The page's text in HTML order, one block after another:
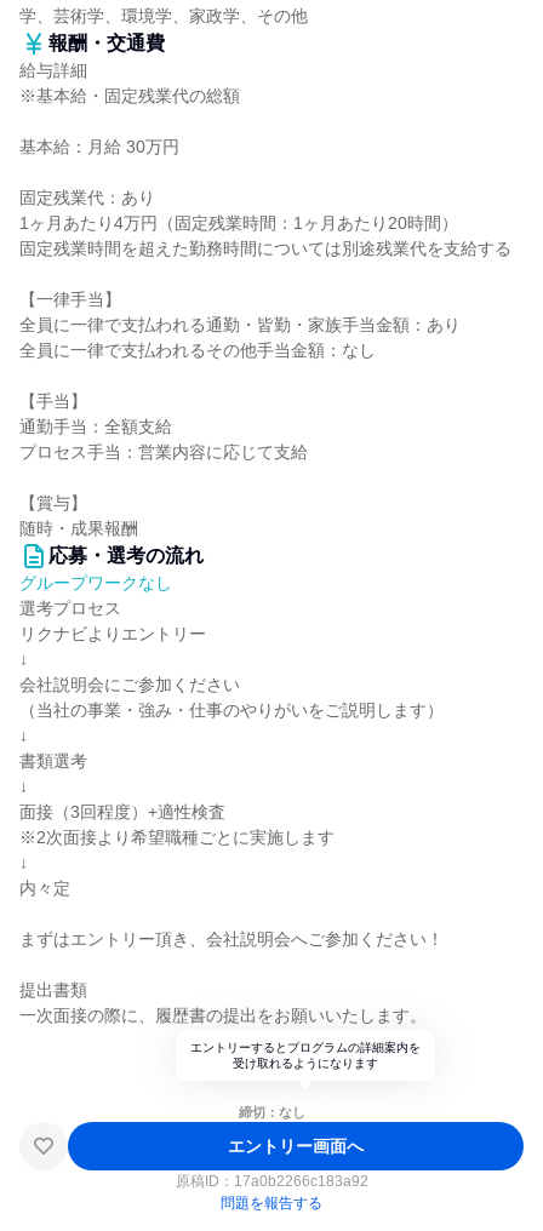
学、芸術学、環境学、家政学、その他
報酬・交通費
給与詳細
※基本給・固定残業代の総額
基本給：月給 30万円
固定残業代：あり
1ヶ月あたり4万円（固定残業時間：1ヶ月あたり20時間）
固定残業時間を超えた勤務時間については別途残業代を支給する
【一律手当】
全員に一律で支払われる通勤・皆勤・家族手当金額：あり
全員に一律で支払われるその他手当金額：なし
【手当】
通勤手当：全額支給
プロセス手当：営業内容に応じて支給
【賞与】
随時・成果報酬
応募・選考の流れ
グループワークなし
選考プロセス
リクナビよりエントリー
↓
会社説明会にご参加ください
（当社の事業・強み・仕事のやりがいをご説明します）
↓
書類選考
↓
面接（3回程度）+適性検査
※2次面接より希望職種ごとに実施します
↓
内々定
まずはエントリー頂き、会社説明会へご参加ください！
提出書類
一次面接の際に、履歴書の提出をお願いいたします。
エントリーするとプログラムの詳細案内を
受け取れるようになります
締切：なし
エントリー画面へ
原稿ID： 17a0b2266c183a92
問題を報告する